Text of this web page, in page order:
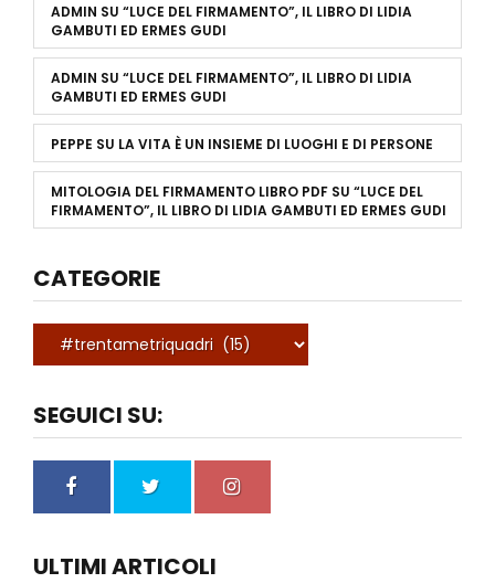
ADMIN SU “LUCE DEL FIRMAMENTO”, IL LIBRO DI LIDIA
GAMBUTI ED ERMES GUDI
ADMIN SU “LUCE DEL FIRMAMENTO”, IL LIBRO DI LIDIA
GAMBUTI ED ERMES GUDI
PEPPE SU LA VITA È UN INSIEME DI LUOGHI E DI PERSONE
MITOLOGIA DEL FIRMAMENTO LIBRO PDF SU “LUCE DEL
FIRMAMENTO”, IL LIBRO DI LIDIA GAMBUTI ED ERMES GUDI
CATEGORIE
SEGUICI SU:
ULTIMI ARTICOLI